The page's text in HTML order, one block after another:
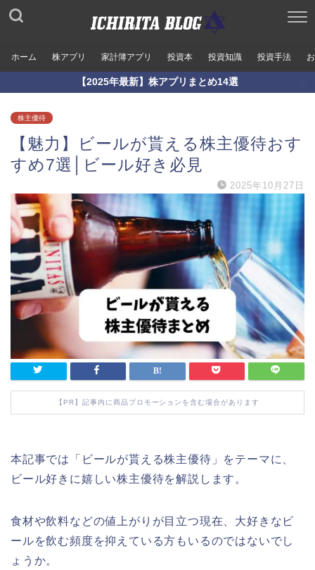
ホーム 株アプリ 家計簿アプリ 投資本 投資知識 投資手法
【2025年最新】株アプリまとめ14選
株主優待
【魅力】ビールが貰える株主優待おす
すめ7選│ビール好き必見
2025年10月27日
【PR】記事内に商品プロモーションを含む場合があります
本記事では「ビールが貰える株主優待」をテーマに、
ビール好きに嬉しい株主優待を解説します。
食材や飲料などの値上がりが目立つ現在、大好きなビ
ールを飲む頻度を抑えている方もいるのではないでし
ょうか。